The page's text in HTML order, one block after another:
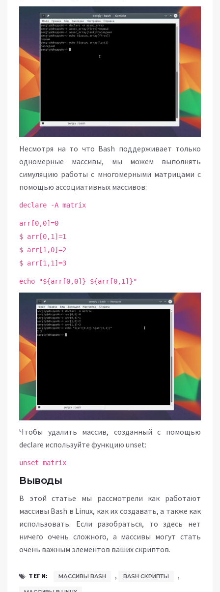
Несмотря на то что Bash поддерживает только
одномерные массивы, мы можем выполнять
симуляцию работы с многомерными матрицами с
помощью ассоциативных массивов:
declare -A matrix
arr[0,0]=0
$ arr[0,1]=1
$ arr[1,0]=2
$ arr[1,1]=3
echo "${arr[0,0]} ${arr[0,1]}"
Чтобы удалить массив, созданный с помощью
declare используйте функцию unset:
unset matrix
Выводы
В этой статье мы рассмотрели как работают
массивы Bash в Linux, как их создавать, а также как
использовать. Если разобраться, то здесь нет
ничего очень сложного, а массивы могут стать
очень важным элементов ваших скриптов.
ТЕГИ: МАССИВЫ BASH , BASH СКРИПТЫ ,